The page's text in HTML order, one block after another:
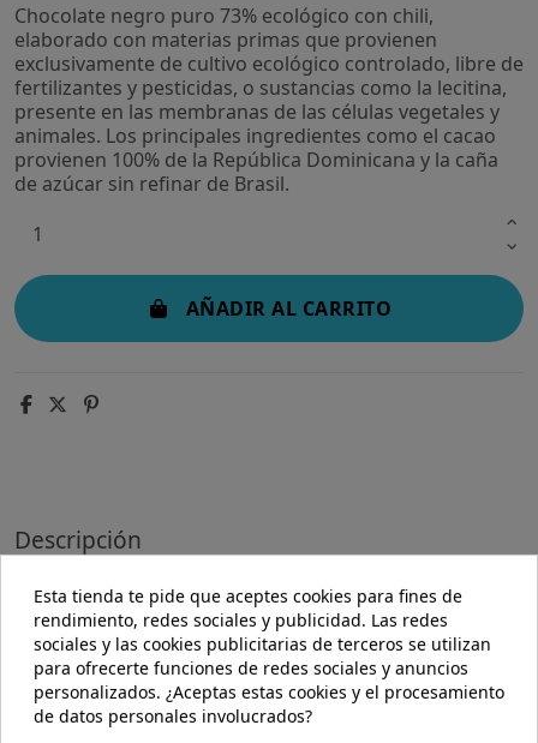
Chocolate negro puro 73% ecológico con chili,
elaborado con materias primas que provienen
exclusivamente de cultivo ecológico controlado, libre de
fertilizantes y pesticidas, o sustancias como la lecitina,
presente en las membranas de las células vegetales y
animales. Los principales ingredientes como el cacao
provienen 100% de la República Dominicana y la caña
de azúcar sin refinar de Brasil.
AÑADIR AL CARRITO
Descripción
Detalles del producto
Descripción
Chocolate negro puro 73% ecológico con chili,
elaborado con materias primas que provienen
Esta tienda te pide que aceptes cookies para fines de
rendimiento, redes sociales y publicidad. Las redes
sociales y las cookies publicitarias de terceros se utilizan
para ofrecerte funciones de redes sociales y anuncios
personalizados. ¿Aceptas estas cookies y el procesamiento
de datos personales involucrados?